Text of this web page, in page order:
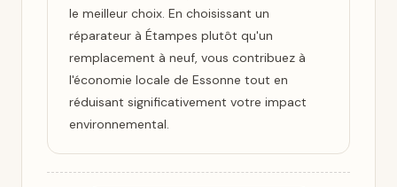
le meilleur choix. En choisissant un
réparateur à Étampes plutôt qu'un
remplacement à neuf, vous contribuez à
l'économie locale de Essonne tout en
réduisant significativement votre impact
environnemental.